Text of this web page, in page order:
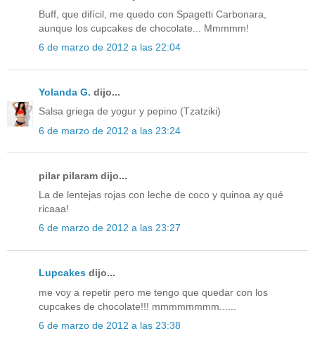
Buff, que difícil, me quedo con Spagetti Carbonara,
aunque los cupcakes de chocolate... Mmmmm!
6 de marzo de 2012 a las 22:04
Yolanda G. dijo...
Salsa griega de yogur y pepino (Tzatziki)
6 de marzo de 2012 a las 23:24
pilar pilaram dijo...
La de lentejas rojas con leche de coco y quinoa ay qué
ricaaa!
6 de marzo de 2012 a las 23:27
Lupcakes dijo...
me voy a repetir pero me tengo que quedar con los
cupcakes de chocolate!!! mmmmmmmm......
6 de marzo de 2012 a las 23:38